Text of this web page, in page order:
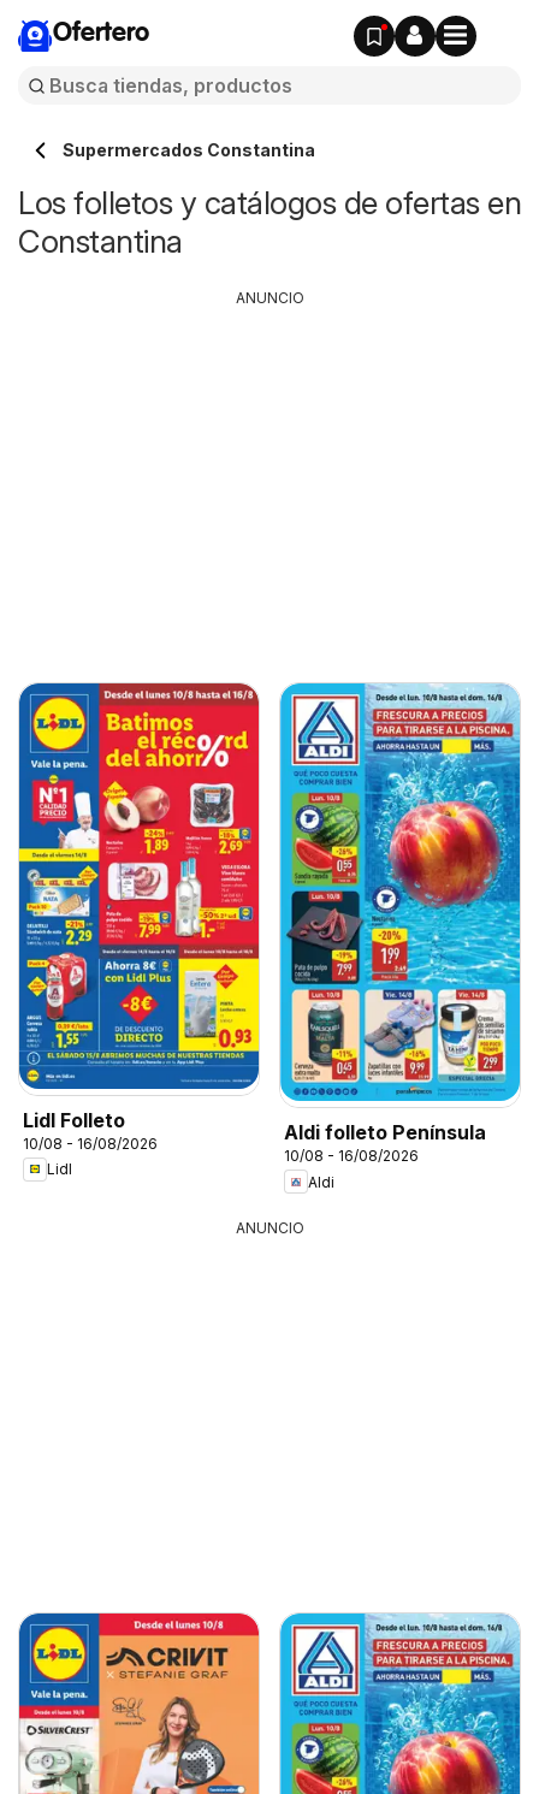
Ofertero
Supermercados Constantina
Los folletos y catálogos de ofertas en
Constantina
Lidl Folleto
10/08 - 16/08/2026
Lidl
Aldi folleto Península
10/08 - 16/08/2026
Aldi
ANUNCIO
ANUNCIO